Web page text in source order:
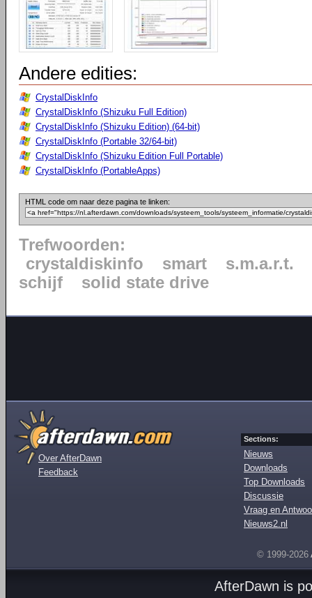
Andere edities:
CrystalDiskInfo
CrystalDiskInfo (Shizuku Full Edition)
CrystalDiskInfo (Shizuku Edition) (64-bit)
CrystalDiskInfo (Portable 32/64-bit)
CrystalDiskInfo (Shizuku Edition Full Portable)
CrystalDiskInfo (PortableApps)
HTML code om naar deze pagina te linken:
Trefwoorden:
crystaldiskinfo
smart
s.m.a.r.t.
schijf
solid state drive
Over AfterDawn
Feedback
Sections:
Nieuws
Downloads
Top Downloads
Discussie
Vraag en
Nieuws2.nl
© 1999-2026
AfterDawn is